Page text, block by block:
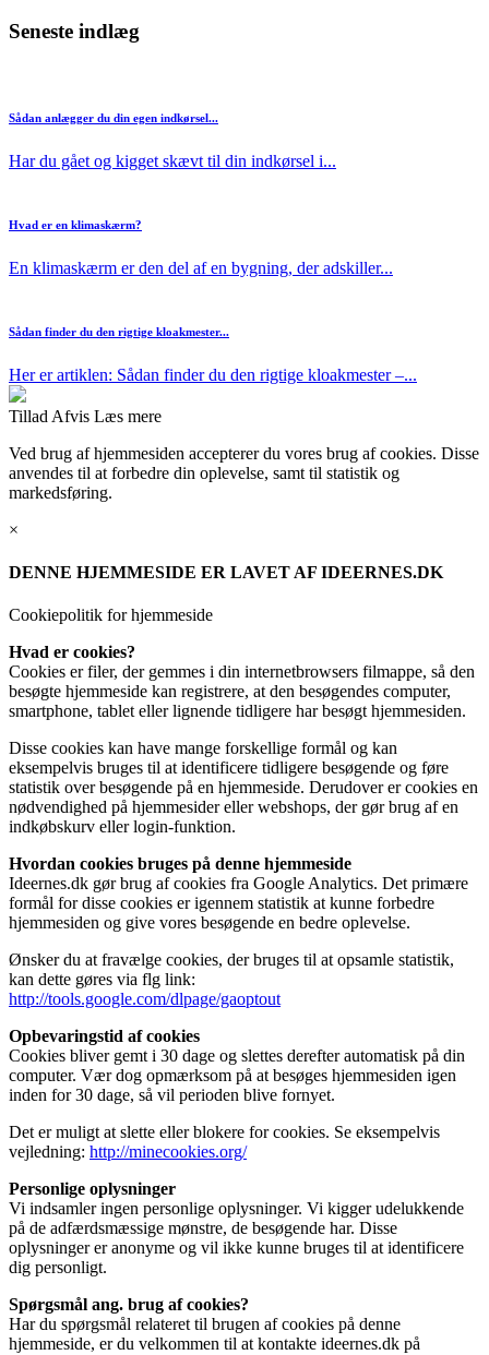
Seneste indlæg
Sådan anlægger du din egen indkørsel...
Har du gået og kigget skævt til din indkørsel i...
Hvad er en klimaskærm?
En klimaskærm er den del af en bygning, der adskiller...
Sådan finder du den rigtige kloakmester...
Her er artiklen: Sådan finder du den rigtige kloakmester –...
Tillad Afvis Læs mere
Ved brug af hjemmesiden accepterer du vores brug af cookies. Disse
anvendes til at forbedre din oplevelse, samt til statistik og
markedsføring.
×
DENNE HJEMMESIDE ER LAVET AF IDEERNES.DK
Cookiepolitik for hjemmeside
Hvad er cookies?
Cookies er filer, der gemmes i din internetbrowsers filmappe, så den
besøgte hjemmeside kan registrere, at den besøgendes computer,
smartphone, tablet eller lignende tidligere har besøgt hjemmesiden.
Disse cookies kan have mange forskellige formål og kan
eksempelvis bruges til at identificere tidligere besøgende og føre
statistik over besøgende på en hjemmeside. Derudover er cookies en
nødvendighed på hjemmesider eller webshops, der gør brug af en
indkøbskurv eller login-funktion.
Hvordan cookies bruges på denne hjemmeside
Ideernes.dk gør brug af cookies fra Google Analytics. Det primære
formål for disse cookies er igennem statistik at kunne forbedre
hjemmesiden og give vores besøgende en bedre oplevelse.
Ønsker du at fravælge cookies, der bruges til at opsamle statistik,
kan dette gøres via flg link:
http://tools.google.com/dlpage/gaoptout
Opbevaringstid af cookies
Cookies bliver gemt i 30 dage og slettes derefter automatisk på din
computer. Vær dog opmærksom på at besøges hjemmesiden igen
inden for 30 dage, så vil perioden blive fornyet.
Det er muligt at slette eller blokere for cookies. Se eksempelvis
vejledning: http://minecookies.org/
Personlige oplysninger
Vi indsamler ingen personlige oplysninger. Vi kigger udelukkende
på de adfærdsmæssige mønstre, de besøgende har. Disse
oplysninger er anonyme og vil ikke kunne bruges til at identificere
dig personligt.
Spørgsmål ang. brug af cookies?
Har du spørgsmål relateret til brugen af cookies på denne
hjemmeside, er du velkommen til at kontakte ideernes.dk på